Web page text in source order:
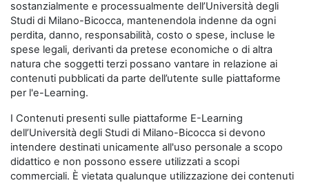
sostanzialmente e processualmente dell’Università degli
Studi di Milano-Bicocca, mantenendola indenne da ogni
perdita, danno, responsabilità, costo o spese, incluse le
spese legali, derivanti da pretese economiche o di altra
natura che soggetti terzi possano vantare in relazione ai
contenuti pubblicati da parte dell’utente sulle piattaforme
per l'e-Learning.
I Contenuti presenti sulle piattaforme E-Learning
dell’Università degli Studi di Milano-Bicocca si devono
intendere destinati unicamente all'uso personale a scopo
didattico e non possono essere utilizzati a scopi
commerciali. È vietata qualunque utilizzazione dei contenuti